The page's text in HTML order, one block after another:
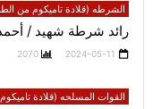
الشرطه (قلادة تاميكوم من
رائد شرطة شهيد /
2024-05-11
2070
القوات المسلحه (قلادة